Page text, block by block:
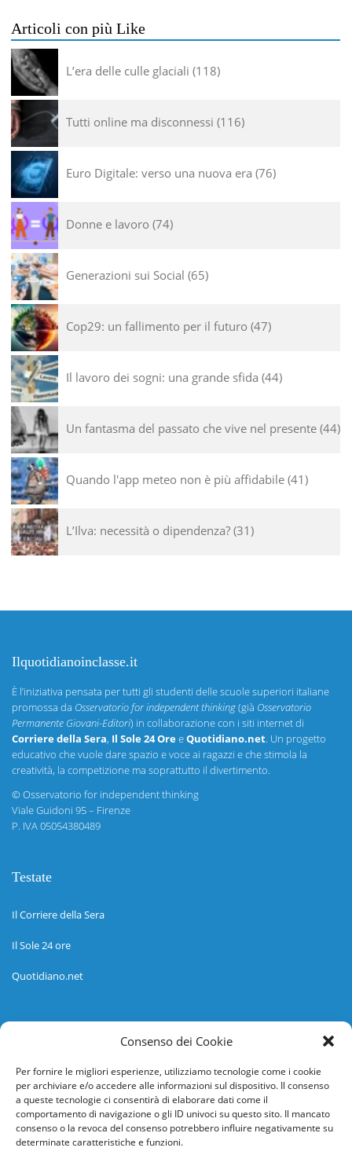
Consenso dei Cookie
Per fornire le migliori esperienze, utilizziamo tecnologie come i cookie
per archiviare e/o accedere alle informazioni sul dispositivo. Il consenso
a queste tecnologie ci consentirà di elaborare dati come il
comportamento di navigazione o gli ID univoci su questo sito. Il mancato
consenso o la revoca del consenso potrebbero influire negativamente su
determinate caratteristiche e funzioni.
Articoli con più Like
L’era delle culle glaciali 118
Tutti online ma disconnessi 116
Euro Digitale: verso una nuova era 76
Donne e lavoro 74
Generazioni sui Social 65
Cop29: un fallimento per il futuro 47
Il lavoro dei sogni: una grande sfida 44
Un fantasma del passato che vive nel presente 44
Quando l'app meteo non è più affidabile 41
L’Ilva: necessità o dipendenza? 31
Ilquotidianoinclasse.it
È l’iniziativa pensata per tutti gli studenti delle scuole superiori italiane
promossa da Osservatorio for independent thinking(già Osservatorio
Permanente Giovani-Editori) in collaborazione con i siti internet di
Corriere della Sera, Il Sole 24 OreeQuotidiano.net. Un progetto
educativo che vuole dare spazio e voce ai ragazzi e che stimola la
creatività, la competizione ma soprattutto il divertimento.
©Osservatorio for independent thinking
Viale Guidoni 95 – Firenze
P. IVA 05054380489
Testate
Il Corriere della Sera
Il Sole 24 ore
Quotidiano.net
Informazioni
Help desk
Guida rapida